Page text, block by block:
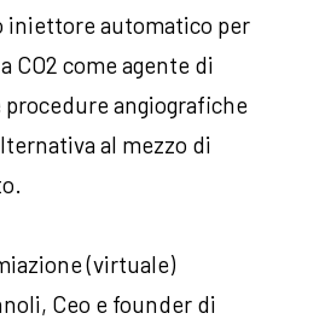
iniettore automatico per
CO2 come agente di
angiografiche
al mezzo di
(virtuale)
Ceo e founder di